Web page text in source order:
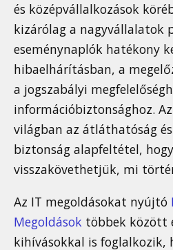
és középvállalkozások
kizárólag a nagyvállalatok
eseménynaplók hatékony
hibaelhárításban, a
a jogszabályi
információbiztonsághoz.
világban az átláthatóság
biztonság alapfeltétel,
visszakövethetjük, mi
Az IT megoldásokat nyújtó
Megoldások többek között
kihívásokkal is foglalkozik,